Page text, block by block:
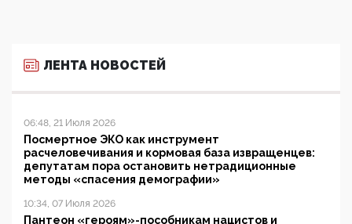
ЛЕНТА НОВОСТЕЙ
06:48, 21 Июля 2026
Посмертное ЭКО как инструмент
расчеловечивания и кормовая база извращенцев:
депутатам пора остановить нетрадиционные
методы «спасения демографии»
10:34, 07 Июля 2026
Пантеон «героям»-пособникам нацистов и